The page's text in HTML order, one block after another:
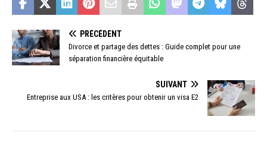
PRÉCÉDENT
Divorce et partage des dettes : Guide complet pour une
séparation financière équitable
SUIVANT
Entreprise aux USA : les critères pour obtenir un visa E2